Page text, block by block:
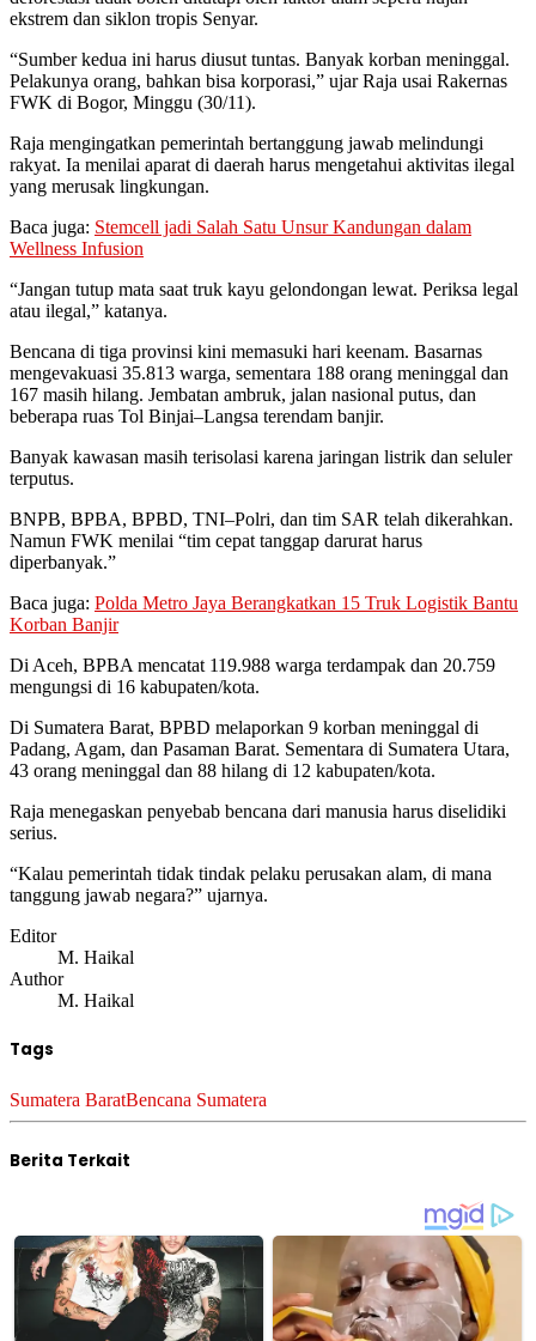
ekstrem dan siklon tropis Senyar.
“Sumber kedua ini harus diusut tuntas. Banyak korban meninggal.
Pelakunya orang, bahkan bisa korporasi,” ujar Raja usai Rakernas
FWK di Bogor, Minggu (30/11).
Raja mengingatkan pemerintah bertanggung jawab melindungi
rakyat. Ia menilai aparat di daerah harus mengetahui aktivitas ilegal
yang merusak lingkungan.
Baca juga: Stemcell jadi Salah Satu Unsur Kandungan dalam
Wellness Infusion
“Jangan tutup mata saat truk kayu gelondongan lewat. Periksa legal
atau ilegal,” katanya.
Bencana di tiga provinsi kini memasuki hari keenam. Basarnas
mengevakuasi 35.813 warga, sementara 188 orang meninggal dan
167 masih hilang. Jembatan ambruk, jalan nasional putus, dan
beberapa ruas Tol Binjai–Langsa terendam banjir.
Banyak kawasan masih terisolasi karena jaringan listrik dan seluler
terputus.
BNPB, BPBA, BPBD, TNI–Polri, dan tim SAR telah dikerahkan.
Namun FWK menilai “tim cepat tanggap darurat harus
diperbanyak.”
Baca juga: Polda Metro Jaya Berangkatkan 15 Truk Logistik Bantu
Korban Banjir
Di Aceh, BPBA mencatat 119.988 warga terdampak dan 20.759
mengungsi di 16 kabupaten/kota.
Di Sumatera Barat, BPBD melaporkan 9 korban meninggal di
Padang, Agam, dan Pasaman Barat. Sementara di Sumatera Utara,
43 orang meninggal dan 88 hilang di 12 kabupaten/kota.
Raja menegaskan penyebab bencana dari manusia harus diselidiki
serius.
“Kalau pemerintah tidak tindak pelaku perusakan alam, di mana
tanggung jawab negara?” ujarnya.
Editor
M. Haikal
Author
M. Haikal
Tags
Sumatera BaratBencana Sumatera
Berita Terkait